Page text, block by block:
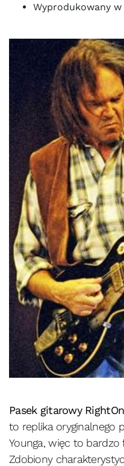
Wyprodukowany w
Pasek gitarowy
to replika oryginalnego
Younga, więc to bardzo
Zdobiony